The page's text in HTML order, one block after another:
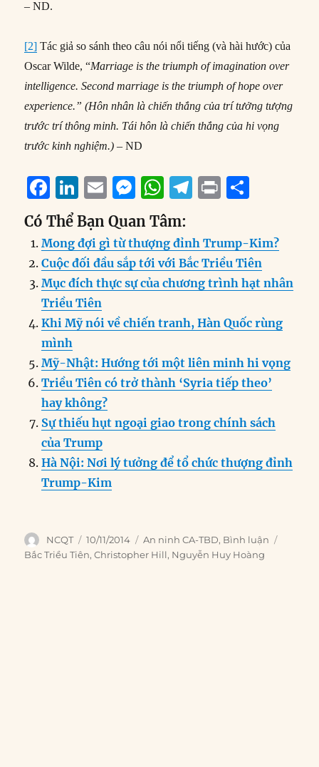
– ND.
[2] Tác giả so sánh theo câu nói nổi tiếng (và hài hước) của
Oscar Wilde, “Marriage is the triumph of imagination over
intelligence. Second marriage is the triumph of hope over
experience.” (Hôn nhân là chiến thắng của trí tưởng tượng
trước trí thông minh. Tái hôn là chiến thắng của hi vọng
trước kinh nghiệm.) – ND
F
a
c
e
b
o
o
k
Li
n
k
e
d
I
n
E
m
ai
l
M
ss
e
n
er
W
h
at
s
A
p
T
e
g
r
m
P
t
a
re
Có Thể Bạn Quan Tâm:
Mong đợi gì từ thượng đỉnh Trump-Kim?
Cuộc đối đầu sắp tới với Bắc Triều Tiên
Mục đích thực sự của chương trình hạt nhân
Triều Tiên
Khi Mỹ nói về chiến tranh, Hàn Quốc rùng
mình
Mỹ-Nhật: Hướng tới một liên minh hi vọng
Triều Tiên có trở thành ‘Syria tiếp theo’
hay không?
Sự thiếu hụt ngoại giao trong chính sách
của Trump
Hà Nội: Nơi lý tưởng để tổ chức thượng đỉnh
Trump-Kim
Author
NCQT
Posted
on
10/11/2014 Categories
An ninh CA-TBD, Bình luận
Bắc Triều Tiên,Christopher Hill, Nguyễn Huy Hoàng